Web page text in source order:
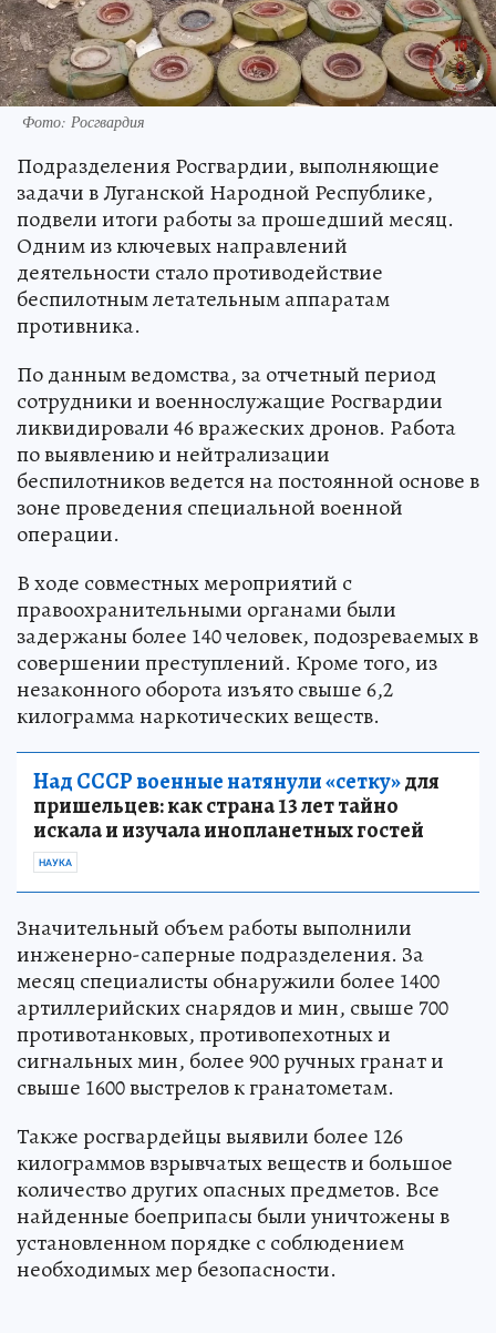
Фото: Росгвардия
Подразделения Росгвардии, выполняющие
задачи в Луганской Народной Республике,
подвели итоги работы за прошедший месяц.
Одним из ключевых направлений
деятельности стало противодействие
беспилотным летательным аппаратам
противника.
По данным ведомства, за отчетный период
сотрудники и военнослужащие Росгвардии
ликвидировали 46 вражеских дронов. Работа
по выявлению и нейтрализации
беспилотников ведется на постоянной основе в
зоне проведения специальной военной
операции.
В ходе совместных мероприятий с
правоохранительными органами были
задержаны более 140 человек, подозреваемых в
совершении преступлений. Кроме того, из
незаконного оборота изъято свыше 6,2
килограмма наркотических веществ.
Над СССР военные натянули «сетку»для
пришельцев: как страна 13 лет тайно
искала и изучала инопланетных гостей
НАУКА
Значительный объем работы выполнили
инженерно-саперные подразделения. За
месяц специалисты обнаружили более 1400
артиллерийских снарядов и мин, свыше 700
противотанковых, противопехотных и
сигнальных мин, более 900 ручных гранат и
свыше 1600 выстрелов к гранатометам.
Также росгвардейцы выявили более 126
килограммов взрывчатых веществ и большое
количество других опасных предметов. Все
найденные боеприпасы были уничтожены в
установленном порядке с соблюдением
необходимых мер безопасности.